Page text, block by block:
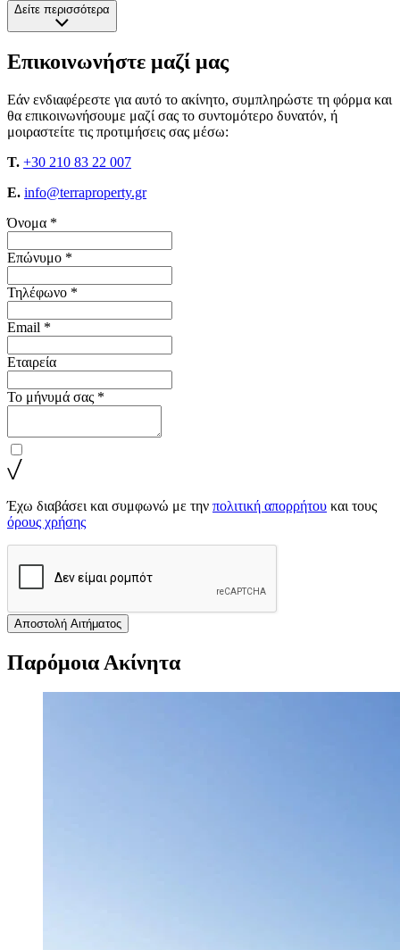
Δείτε περισσότερα
Επικοινωνήστε μαζί μας
Εάν ενδιαφέρεστε για αυτό το ακίνητο, συμπληρώστε τη φόρμα και
θα επικοινωνήσουμε μαζί σας το συντομότερο δυνατόν, ή
μοιραστείτε τις προτιμήσεις σας μέσω:
T. +30 210 83 22 007
E. info@terraproperty.gr
Όνομα *
Επώνυμο *
Τηλέφωνο *
Email *
Εταιρεία
Το μήνυμά σας *
Έχω διαβάσει και συμφωνώ με την πολιτική απορρήτου και τους
όρους χρήσης
Αποστολή Αιτήματος
Παρόμοια Ακίνητα